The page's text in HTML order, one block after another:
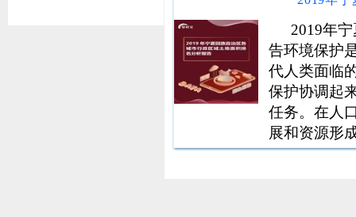
体。大量的
源的过度开
2019年
告环境保护
代人类面临
保护协调起
任务。在人
展和资源形
环境构成的